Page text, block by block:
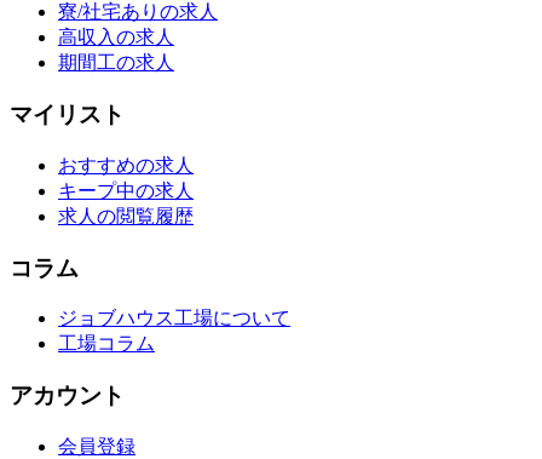
寮/社宅ありの求人
高収入の求人
期間工の求人
マイリスト
おすすめの求人
キープ中の求人
求人の閲覧履歴
コラム
ジョブハウス工場について
工場コラム
アカウント
会員登録